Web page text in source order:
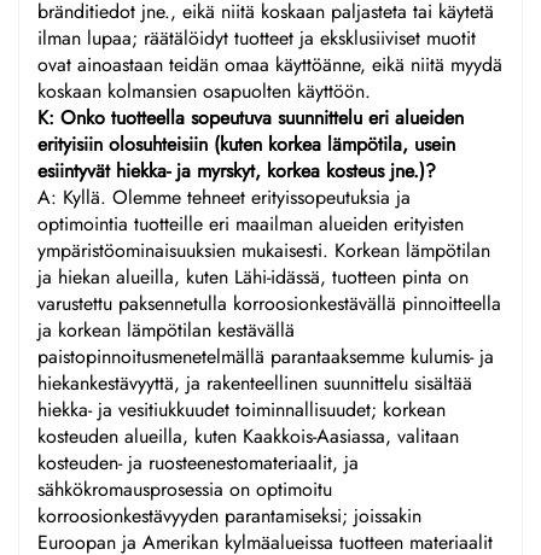
bränditiedot jne., eikä niitä koskaan paljasteta tai käytetä
ilman lupaa; räätälöidyt tuotteet ja eksklusiiviset muotit
ovat ainoastaan teidän omaa käyttöänne, eikä niitä myydä
koskaan kolmansien osapuolten käyttöön.
K: Onko tuotteella sopeutuva suunnittelu eri alueiden
erityisiin olosuhteisiin (kuten korkea lämpötila, usein
esiintyvät hiekka- ja myrskyt, korkea kosteus jne.)?
A: Kyllä. Olemme tehneet erityissopeutuksia ja
optimointia tuotteille eri maailman alueiden erityisten
ympäristöominaisuuksien mukaisesti. Korkean lämpötilan
ja hiekan alueilla, kuten Lähi-idässä, tuotteen pinta on
varustettu paksennetulla korroosionkestävällä pinnoitteella
ja korkean lämpötilan kestävällä
paistopinnoitusmenetelmällä parantaaksemme kulumis- ja
hiekankestävyyttä, ja rakenteellinen suunnittelu sisältää
hiekka- ja vesitiukkuudet toiminnallisuudet; korkean
kosteuden alueilla, kuten Kaakkois-Aasiassa, valitaan
kosteuden- ja ruosteenestomateriaalit, ja
sähkökromausprosessia on optimoitu
korroosionkestävyyden parantamiseksi; joissakin
Euroopan ja Amerikan kylmäalueissa tuotteen materiaalit